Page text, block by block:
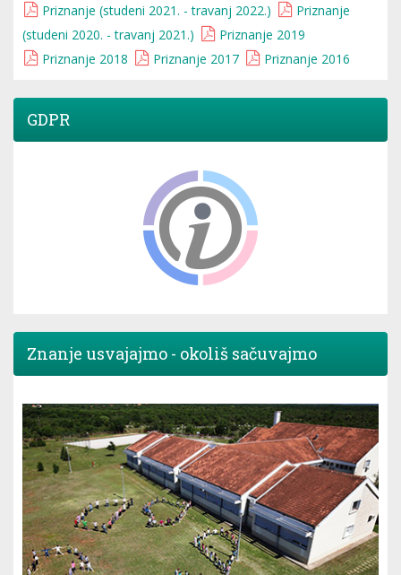
Priznanje (studeni 2021. - travanj 2022.)
Priznanje
(studeni 2020. - travanj 2021.)
Priznanje 2019
Priznanje 2018
Priznanje 2017 Priznanje 2016
GDPR
Znanje usvajajmo - okoliš sačuvajmo